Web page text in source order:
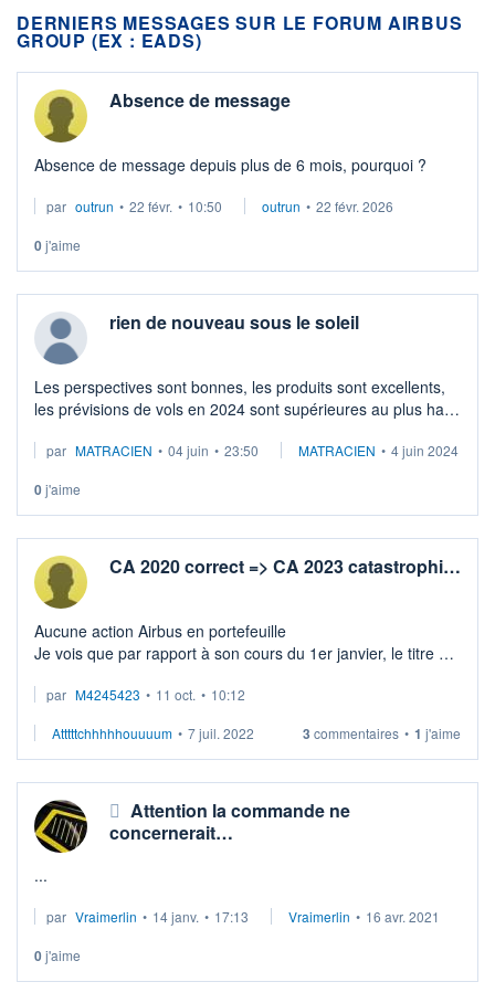
DERNIERS MESSAGES SUR LE FORUM AIRBUS
GROUP (EX : EADS)
Absence de message
Absence de message depuis plus de 6 mois, pourquoi ?
par outrun • 22 févr. • 10:50 outrun • 22 févr. 2026
0j'aime
rien de nouveau sous le soleil
Les perspectives sont bonnes, les produits sont excellents,
les prévisions de vols en 2024 sont supérieures au plus haut
La géopolitique Ukraine, Gaza, mer de chine, est identique p
par MATRACIEN • 04 juin • 23:50 MATRACIEN • 4 juin 2024
0j'aime
CA 2020 correct => CA 2023 catastrophi…
Aucune action Airbus en portefeuille
Je vois que par rapport à son cours du 1er janvier, le titre ne
alors même qu'il avait explosé les années précédentes.
par M4245423 • 11 oct. • 10:12
Atttttchhhhhouuuum • 7 juil. 2022 3 commentaires • 1 j'aime
Attention la commande ne
concernerait…
...
par Vraimerlin • 14 janv. • 17:13 Vraimerlin • 16 avr. 2021
0j'aime